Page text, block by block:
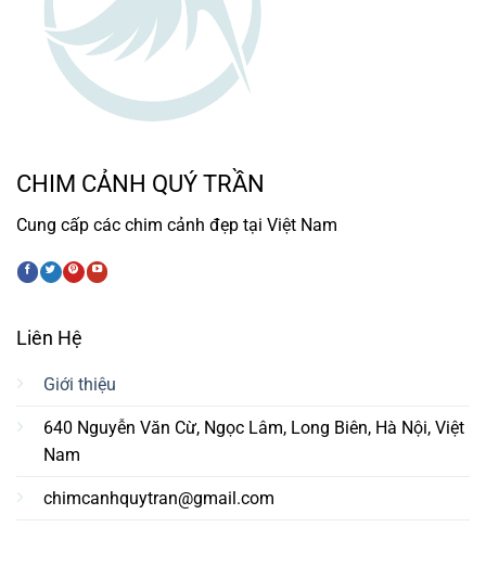
CHIM CẢNH QUÝ TRẦN
Cung cấp các chim cảnh đẹp tại Việt Nam
Liên Hệ
Giới thiệu
640 Nguyễn Văn Cừ, Ngọc Lâm, Long Biên, Hà Nội, Việt
Nam
chimcanhquytran@gmail.com